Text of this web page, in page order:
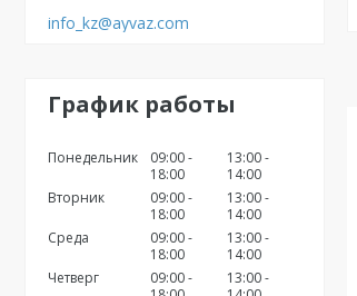
info_kz@ayvaz.com
График работы
Понедельник
09:00
18:00
13:00
14:00
Вторник
09:00
18:00
13:00
14:00
Среда
09:00
18:00
13:00
14:00
Четверг
09:00
13:00